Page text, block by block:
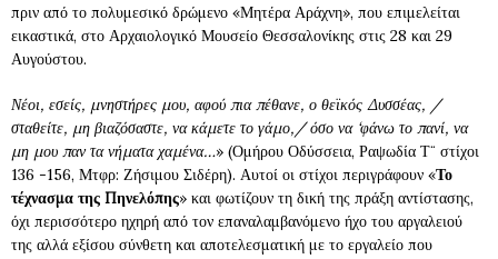
πριν από το πολυμεσικό δρώμενο «Μητέρα Αράχνη», που επιμελείται
εικαστικά, στο Αρχαιολογικό Μουσείο Θεσσαλονίκης στις 28 και 29
Αυγούστου.
Νέοι, εσείς, μνηστήρες μου, αφού πια πέθανε, ο θεϊκός Δυσσέας, /
σταθείτε, μη βιαζόσαστε, να κάμετε το γάμο,/ όσο να ‘φάνω το πανί, να
μη μου παν τα νήματα χαμένα…» (Ομήρου Οδύσσεια, Ραψωδία Τ¨ στίχοι
136 -156, Μτφρ: Ζήσιμου Σιδέρη). Αυτοί οι στίχοι περιγράφουν «Το
τέχνασμα της Πηνελόπης» και φωτίζουν τη δική της πράξη αντίστασης,
όχι περισσότερο ηχηρή από τον επαναλαμβανόμενο ήχο του αργαλειού
της αλλά εξίσου σύνθετη και αποτελεσματική με το εργαλείο που